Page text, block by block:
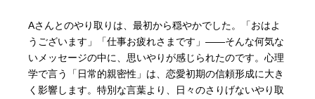
Aさんとのやり取りは、最初から穏やかでした。「おはよ
うございます」「仕事お疲れさまです」——そんな何気な
いメッセージの中に、思いやりが感じられたのです。心理
学で言う「日常的親密性」は、恋愛初期の信頼形成に大き
く影響します。特別な言葉より、日々のさりげないやり取